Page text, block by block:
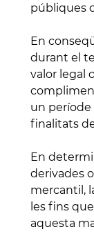
públiques
En
durant el
valor legal
un període
finalitats
En
derivades
mercantil,
les fins
aquesta